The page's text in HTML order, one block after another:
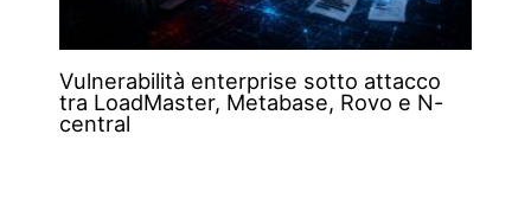
Vulnerabilità enterprise sotto attacco
tra LoadMaster, Metabase, Rovo e N-
central